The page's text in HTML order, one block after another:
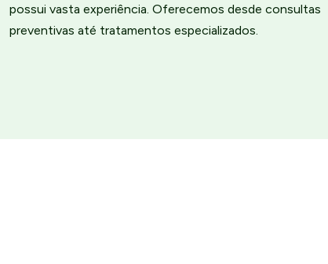
possui vasta experiência. Oferecemos desde consultas
preventivas até tratamentos especializados.